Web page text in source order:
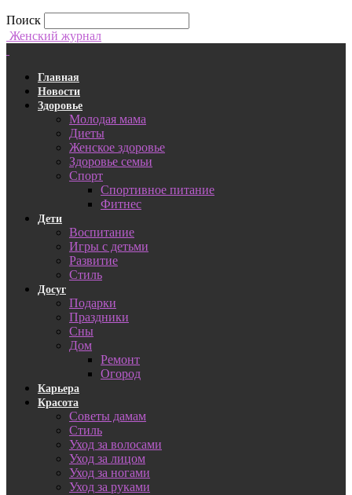
Поиск
Женский журнал
Главная
Новости
Здоровье
Молодая мама
Диеты
Женское здоровье
Здоровье семьи
Спорт
Спортивное питание
Фитнес
Дети
Воспитание
Игры с детьми
Развитие
Стиль
Досуг
Подарки
Праздники
Сны
Дом
Ремонт
Огород
Карьера
Красота
Советы дамам
Стиль
Уход за волосами
Уход за лицом
Уход за ногами
Уход за руками